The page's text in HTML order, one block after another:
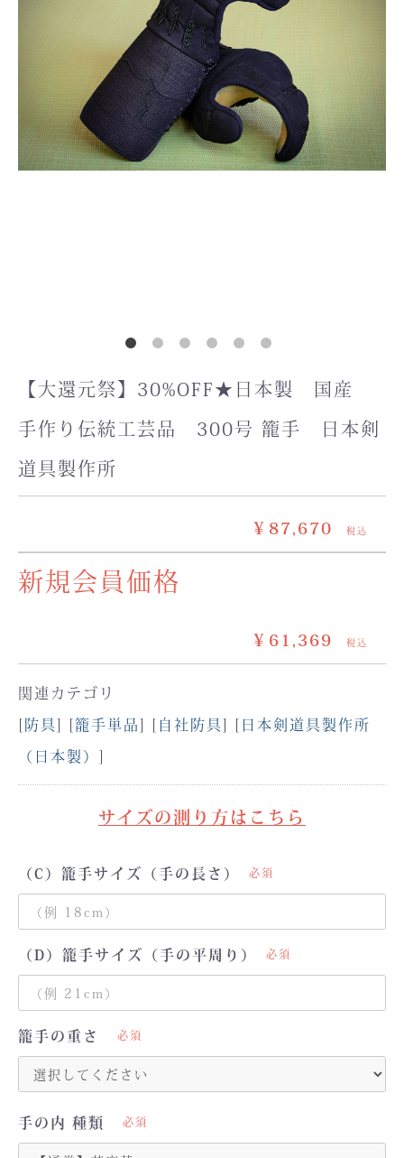
【大還元祭】30%OFF★日本製 国産
手作り伝統工芸品 300号 籠手 日本剣
道具製作所
￥87,670 税込
新規会員価格
￥61,369 税込
関連カテゴリ
[防具] [籠手単品] [自社防具] [ 日本剣道具製作所
（日本製） ]
サイズの測り方はこちら
（C）籠手サイズ（手の長さ） 必須
（D）籠手サイズ（手の平周り） 必須
籠手の重さ 必須
手の内 種類 必須